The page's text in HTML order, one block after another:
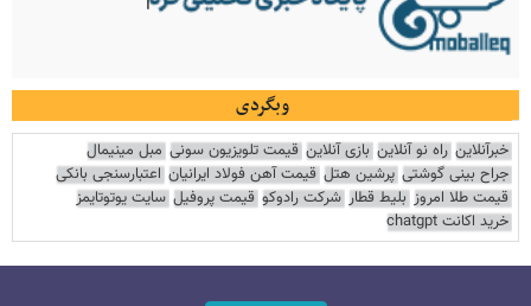
وبگردی
خبرآنلاین راه نو آنلاین بازی آنلاین قیمت تلویزیون سونی مبل مینیمال
جراح بینی گوشتی پرشین هتل قیمت آهن فولاد ایرانیان اعتبارسنجی بانکی
قیمت طلا امروز بلیط قطار شرکت رادوکو قیمت پروفیل سایت یوتوتایمز
خرید اکانت chatgpt